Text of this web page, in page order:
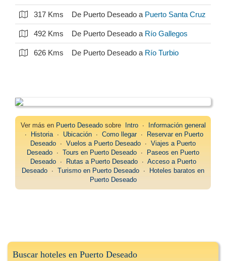
317 Kms De Puerto Deseado a Puerto Santa Cruz
492 Kms De Puerto Deseado a Río Gallegos
626 Kms De Puerto Deseado a Río Turbio
Ver más en Puerto Deseadosobre Intro∙
Información general
∙
Historia ∙ Ubicación ∙ Como llegar∙
Reservar en Puerto
Deseado ∙ Vuelos a Puerto Deseado ∙ Viajes a Puerto
Deseado ∙ Tours en Puerto Deseado ∙
Paseos en Puerto
Deseado∙ Rutas a Puerto Deseado∙ Acceso a Puerto
Deseado ∙ Turismo en Puerto Deseado ∙
Hoteles baratos en
Puerto Deseado
Buscar hoteles en Puerto Deseado